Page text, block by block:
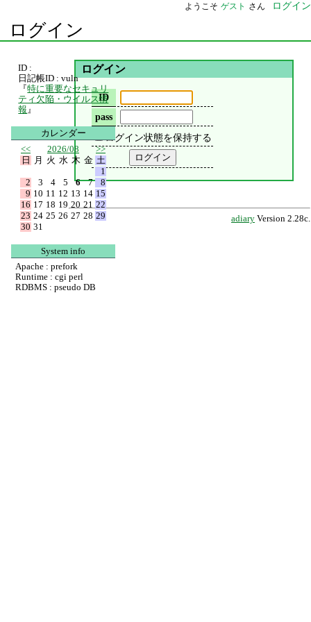
ようこそ ゲスト さん ログイン
ログイン
ログイン
ID
pass
ログイン状態を保持する
adiary Version 2.28c.
ID :
日記帳ID : vuln
『特に重要なセキュリ
ティ欠陥・ウイルス情
報 』
カレンダー
<<
2026/08
>>
日
月 火 水 木 金 土
1
2
3 4 5 6 7
8
9 10 11 12 13 14 15
16 17 18 19 20 21 22
23 24 25 26 27 28 29
30 31
System info
Apache : prefork
Runtime : cgi perl
RDBMS : pseudo DB